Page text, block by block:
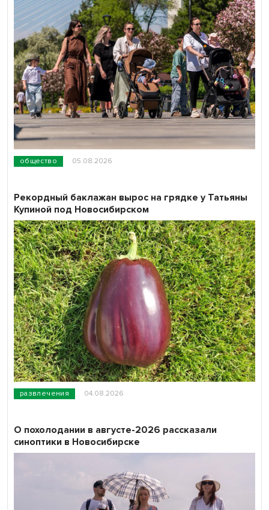
общество 05.08.2026
развлечения 04.08.2026
Рекордный баклажан вырос на грядке у Татьяны
Купиной под Новосибирском
О похолодании в августе-2026 рассказали
синоптики в Новосибирске